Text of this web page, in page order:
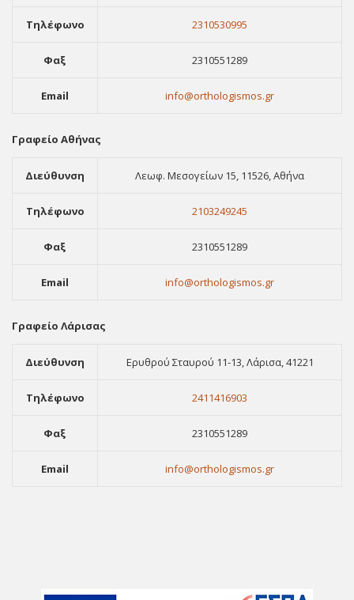
Τηλέφωνο 2310530995
Φαξ 2310551289
Email info@orthologismos.gr
Γραφείο Αθήνας
Διεύθυνση Λεωφ. Μεσογείων 15, 11526, Αθήνα
Τηλέφωνο 2103249245
Φαξ 2310551289
Email info@orthologismos.gr
Γραφείο Λάρισας
Διεύθυνση Ερυθρού Σταυρού 11-13, Λάρισα, 41221
Τηλέφωνο 2411416903
Φαξ 2310551289
Email info@orthologismos.gr